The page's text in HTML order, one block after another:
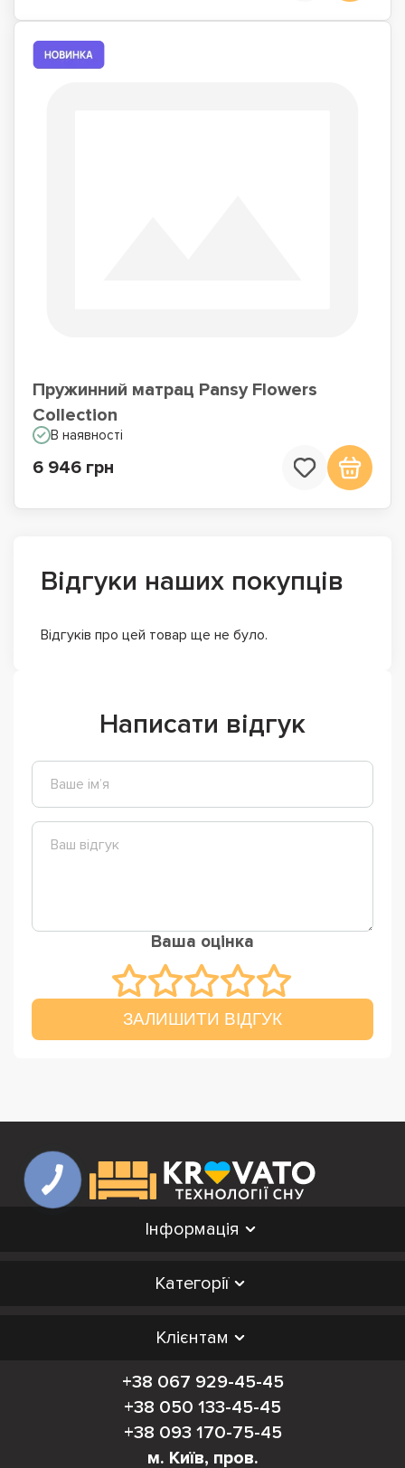
Пружинний матрац Pansy Flowers
Collection
В наявності
6 946 грн
Відгуки наших покупців
Відгуків про цей товар ще не було.
Написати відгук
Ваша оцінка
ЗАЛИШИТИ ВІДГУК
Інформація
Категорії
Клієнтам
+38 067 929-45-45
+38 050 133-45-45
+38 093 170-75-45
м. Київ, пров.